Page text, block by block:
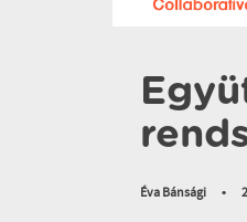
Éva Bánsági •